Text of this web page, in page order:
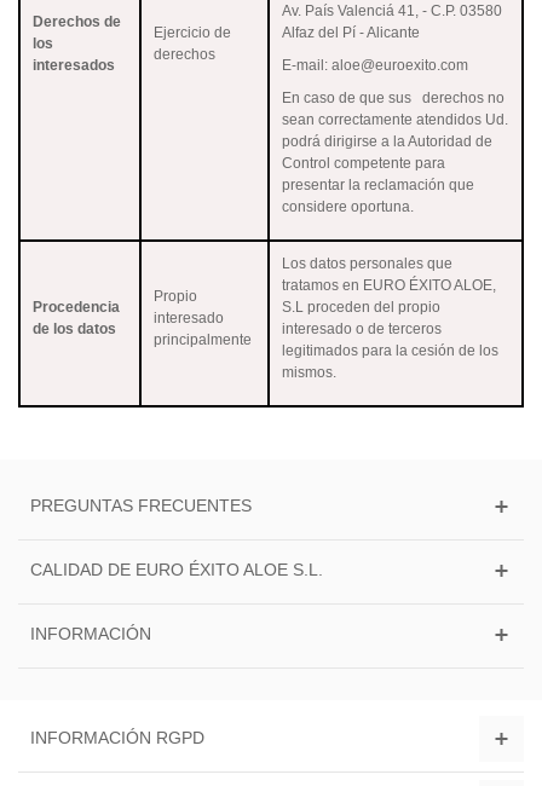
Derechos de
los
interesados
Ejercicio de
derechos
Av. País Valenciá 41, - C.P. 03580
Alfaz del Pí - Alicante
E-mail: aloe@euroexito.com
En caso de que sus derechos no
sean correctamente atendidos Ud.
podrá dirigirse a la Autoridad de
Control competente para
presentar la reclamación que
considere oportuna.
Procedencia
de los datos
Propio
interesado
principalmente
Los datos personales que
tratamos en EURO ÉXITO ALOE,
S.L proceden del propio
interesado o de terceros
legitimados para la cesión de los
mismos.
PREGUNTAS FRECUENTES
CALIDAD DE EURO ÉXITO ALOE S.L.
INFORMACIÓN
INFORMACIÓN RGPD